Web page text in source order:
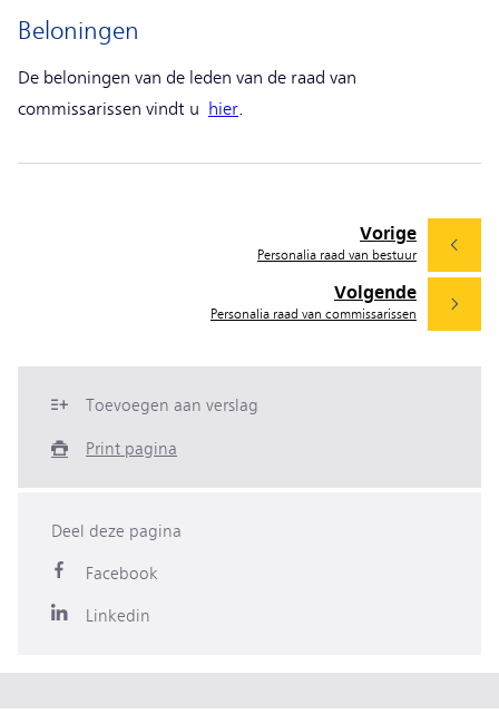
Beloningen
De beloningen van de leden van de raad van
commissarissen vindt u
hier
Volgende
Personalia raad van commissarissen
Vorige
Personalia raad van bestuur
Toevoegen aan verslag
Print pagina
Deel deze pagina
Facebook
Linkedin